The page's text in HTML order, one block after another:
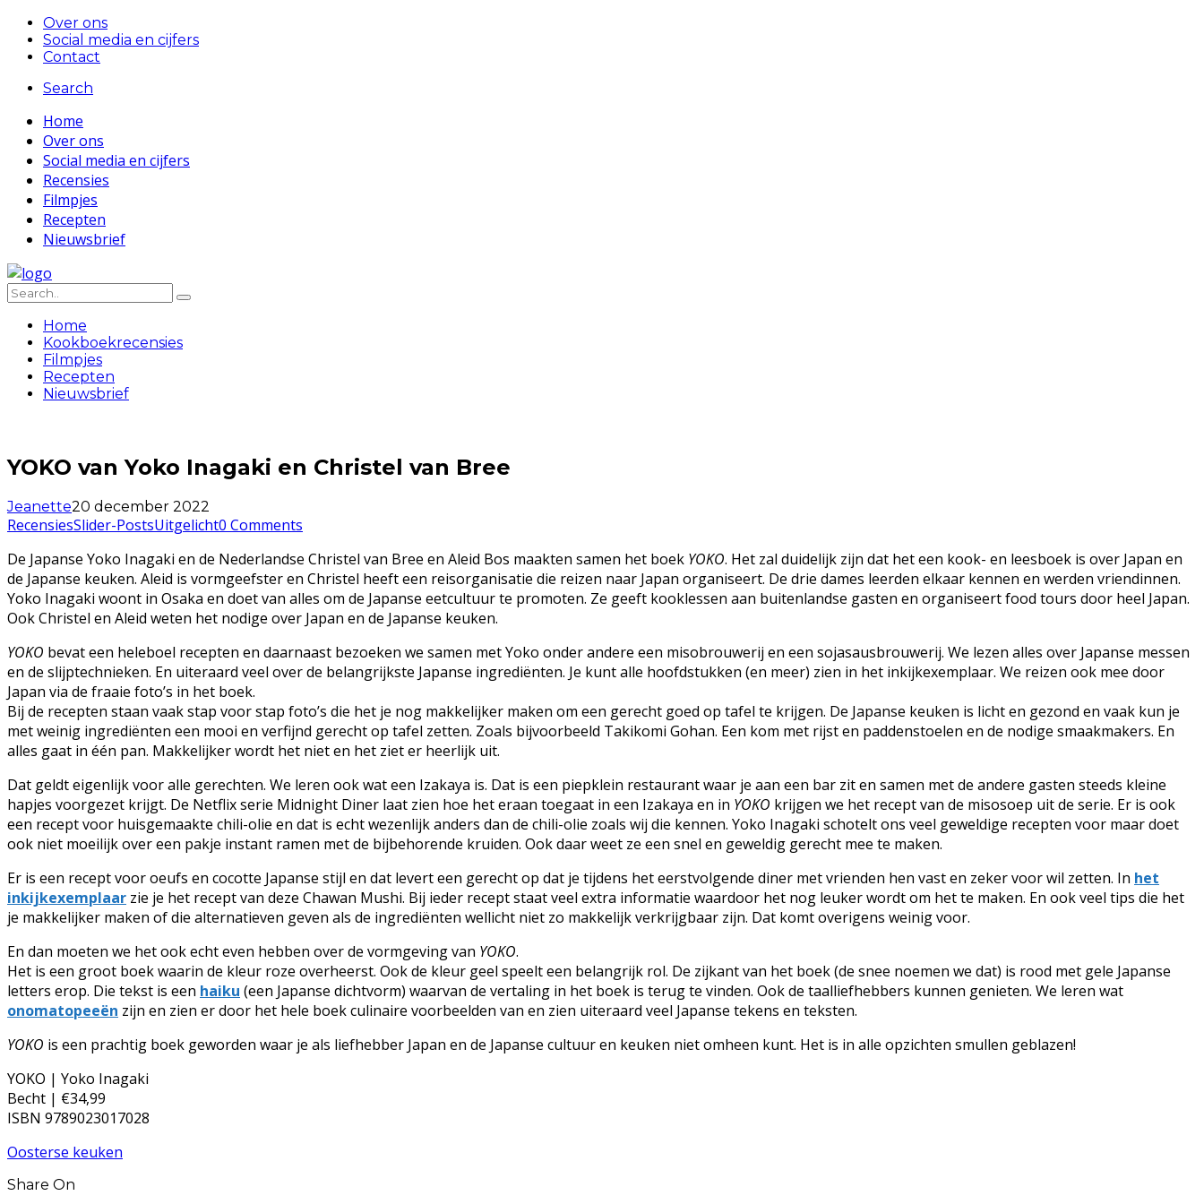
Over ons
Social media en cijfers
Contact
Search
Home
Over ons
Social media en cijfers
Recensies
Filmpjes
Recepten
Nieuwsbrief
Home
Kookboekrecensies
Filmpjes
Recepten
Nieuwsbrief
YOKO van Yoko Inagaki en Christel van Bree
Jeanette20 december 2022
RecensiesSlider-PostsUitgelicht0 Comments
De Japanse Yoko Inagaki en de Nederlandse Christel van Bree en Aleid Bos maakten samen het boek YOKO. Het zal duidelijk zijn dat het een kook- en leesboek is over Japan en
de Japanse keuken. Aleid is vormgeefster en Christel heeft een reisorganisatie die reizen naar Japan organiseert. De drie dames leerden elkaar kennen en werden vriendinnen.
Yoko Inagaki woont in Osaka en doet van alles om de Japanse eetcultuur te promoten. Ze geeft kooklessen aan buitenlandse gasten en organiseert food tours door heel Japan.
Ook Christel en Aleid weten het nodige over Japan en de Japanse keuken.
YOKO bevat een heleboel recepten en daarnaast bezoeken we samen met Yoko onder andere een misobrouwerij en een sojasausbrouwerij. We lezen alles over Japanse messen
en de slijptechnieken. En uiteraard veel over de belangrijkste Japanse ingrediënten. Je kunt alle hoofdstukken (en meer) zien in het inkijkexemplaar. We reizen ook mee door
Japan via de fraaie foto’s in het boek.
Bij de recepten staan vaak stap voor stap foto’s die het je nog makkelijker maken om een gerecht goed op tafel te krijgen. De Japanse keuken is licht en gezond en vaak kun je
met weinig ingrediënten een mooi en verfijnd gerecht op tafel zetten. Zoals bijvoorbeeld Takikomi Gohan. Een kom met rijst en paddenstoelen en de nodige smaakmakers. En
alles gaat in één pan. Makkelijker wordt het niet en het ziet er heerlijk uit.
Dat geldt eigenlijk voor alle gerechten. We leren ook wat een Izakaya is. Dat is een piepklein restaurant waar je aan een bar zit en samen met de andere gasten steeds kleine
hapjes voorgezet krijgt. De Netflix serie Midnight Diner laat zien hoe het eraan toegaat in een Izakaya en in YOKO krijgen we het recept van de misosoep uit de serie. Er is ook
een recept voor huisgemaakte chili-olie en dat is echt wezenlijk anders dan de chili-olie zoals wij die kennen. Yoko Inagaki schotelt ons veel geweldige recepten voor maar doet
ook niet moeilijk over een pakje instant ramen met de bijbehorende kruiden. Ook daar weet ze een snel en geweldig gerecht mee te maken.
Er is een recept voor oeufs en cocotte Japanse stijl en dat levert een gerecht op dat je tijdens het eerstvolgende diner met vrienden hen vast en zeker voor wil zetten. In het
inkijkexemplaar zie je het recept van deze Chawan Mushi. Bij ieder recept staat veel extra informatie waardoor het nog leuker wordt om het te maken. En ook veel tips die het
je makkelijker maken of die alternatieven geven als de ingrediënten wellicht niet zo makkelijk verkrijgbaar zijn. Dat komt overigens weinig voor.
En dan moeten we het ook echt even hebben over de vormgeving van YOKO.
Het is een groot boek waarin de kleur roze overheerst. Ook de kleur geel speelt een belangrijk rol. De zijkant van het boek (de snee noemen we dat) is rood met gele Japanse
letters erop. Die tekst is een haiku (een Japanse dichtvorm) waarvan de vertaling in het boek is terug te vinden. Ook de taalliefhebbers kunnen genieten. We leren wat
onomatopeeën zijn en zien er door het hele boek culinaire voorbeelden van en zien uiteraard veel Japanse tekens en teksten.
YOKO is een prachtig boek geworden waar je als liefhebber Japan en de Japanse cultuur en keuken niet omheen kunt. Het is in alle opzichten smullen geblazen!
YOKO | Yoko Inagaki
Becht | €34,99
ISBN 9789023017028
Oosterse keuken
Share On